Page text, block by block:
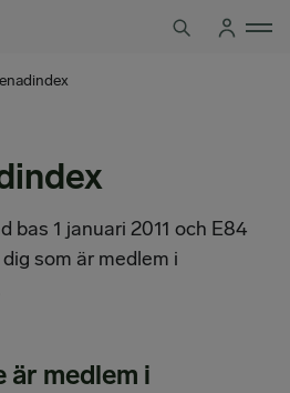
bas 1 januari 2011 och E84
som är medlem i
är medlem i